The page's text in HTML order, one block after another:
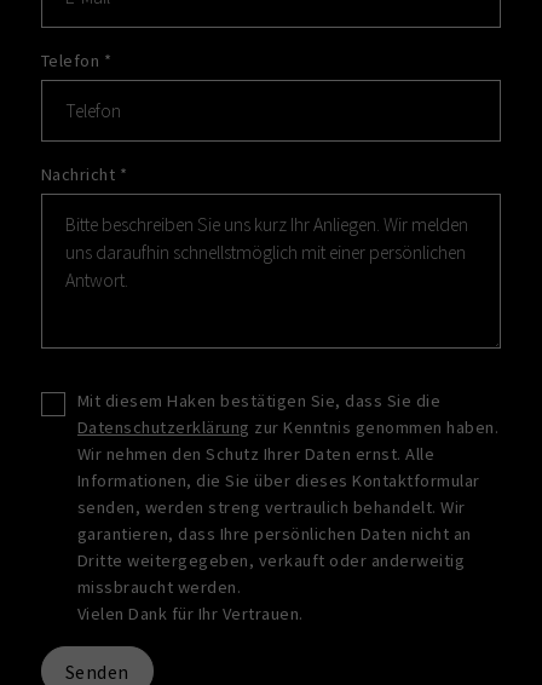
Telefon *
Nachricht *
Mit diesem Haken bestätigen Sie, dass Sie die
Datenschutzerklärung zur Kenntnis genommen haben.
Wir nehmen den Schutz Ihrer Daten ernst. Alle
Informationen, die Sie über dieses Kontaktformular
senden, werden streng vertraulich behandelt. Wir
garantieren, dass Ihre persönlichen Daten nicht an
Dritte weitergegeben, verkauft oder anderweitig
missbraucht werden.
Vielen Dank für Ihr Vertrauen.
Senden